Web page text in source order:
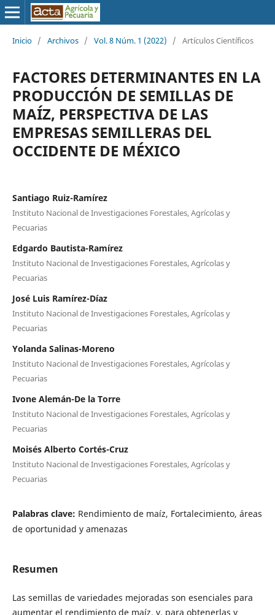
Inicio / Archivos / Vol. 8 Núm. 1 (2022) / Artículos Científicos
FACTORES DETERMINANTES EN LA
PRODUCCIÓN DE SEMILLAS DE
MAÍZ, PERSPECTIVA DE LAS
EMPRESAS SEMILLERAS DEL
OCCIDENTE DE MÉXICO
Santiago Ruiz-Ramírez
Instituto Nacional de Investigaciones Forestales, Agrícolas y
Pecuarias
Edgardo Bautista-Ramírez
Instituto Nacional de Investigaciones Forestales, Agrícolas y
Pecuarias
José Luis Ramírez-Díaz
Instituto Nacional de Investigaciones Forestales, Agrícolas y
Pecuarias
Yolanda Salinas-Moreno
Instituto Nacional de Investigaciones Forestales, Agrícolas y
Pecuarias
Ivone Alemán-De la Torre
Instituto Nacional de Investigaciones Forestales, Agrícolas y
Pecuarias
Moisés Alberto Cortés-Cruz
Instituto Nacional de Investigaciones Forestales, Agrícolas y
Pecuarias
Palabras clave: Rendimiento de maíz, Fortalecimiento, áreas
de oportunidad y amenazas
Resumen
Las semillas de variedades mejoradas son esenciales para
aumentar el rendimiento de maíz, y, para obtenerlas y